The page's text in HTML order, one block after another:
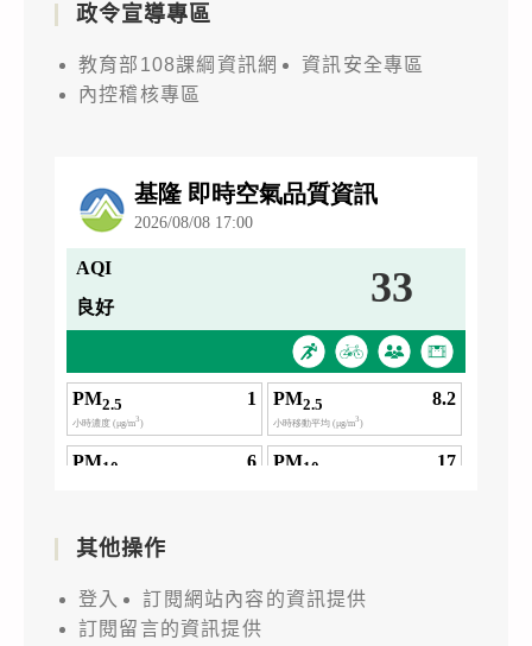
政令宣導專區
教育部108課綱資訊網
資訊安全專區
內控稽核專區
其他操作
登入
訂閱網站內容的資訊提供
訂閱留言的資訊提供